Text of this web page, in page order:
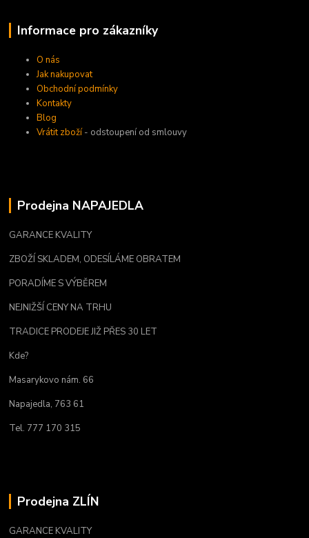
Informace pro zákazníky
O nás
Jak nakupovat
Obchodní podmínky
Kontakty
Blog
Vrátit zboží- odstoupení od smlouvy
Prodejna NAPAJEDLA
GARANCE KVALITY
ZBOŽÍ SKLADEM, ODESÍLÁME OBRATEM
PORADÍME S VÝBĚREM
NEJNIŽŠÍ CENY NA TRHU
TRADICE PRODEJE JIŽ PŘES 30 LET
Kde?
Masarykovo nám. 66
Napajedla, 763 61
Tel. 777 170 315
Prodejna ZLÍN
GARANCE KVALITY